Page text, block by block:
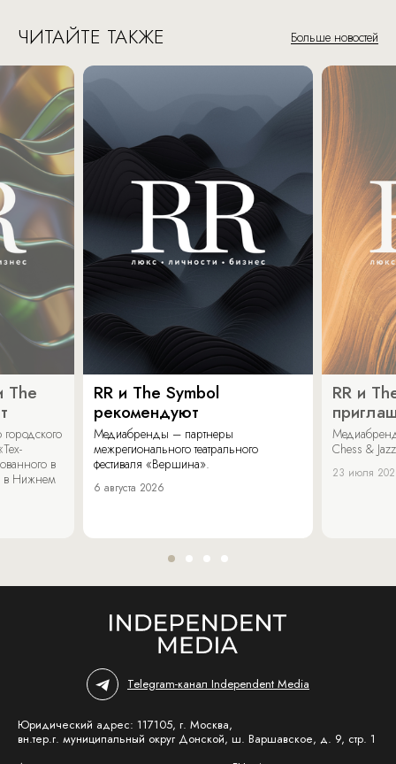
ЧИТАЙТЕ ТАКЖЕ Больше новостей
The
в
в Нижнем
RR и The Symbol
рекомендуют
Медиабренды – партнеры
межрегионального театрального
фестиваля «Вершина».
6 августа 2026
RR и
Chess &
23 июля
Telegram-канал Independent Media
Юридический адрес: 117105, г. Москва,
вн.тер.г. муниципальный округ Донской, ш. Варшавское, д. 9, стр. 1